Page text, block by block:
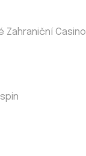
Zahraniční Casino